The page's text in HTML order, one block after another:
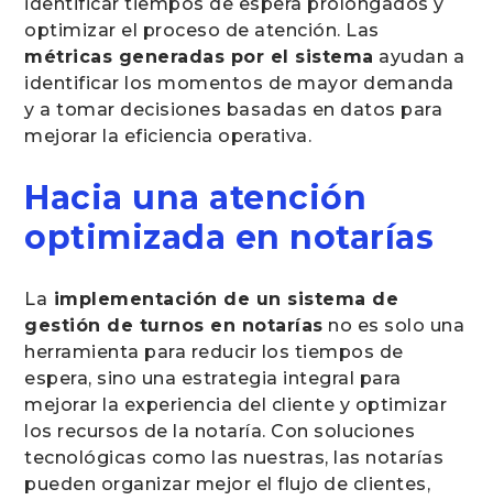
optimizar el proceso de atención. Las
métricas generadas por el sistema ayudan a
identificar los momentos de mayor demanda
y a tomar decisiones basadas en datos para
mejorar la eficiencia operativa.
Hacia una atención
optimizada en notarías
La implementación de un sistema de
gestión de turnos en notarías no es solo una
herramienta para reducir los tiempos de
espera, sino una estrategia integral para
mejorar la experiencia del cliente y optimizar
los recursos de la notaría. Con soluciones
tecnológicas como las nuestras, las notarías
pueden organizar mejor el flujo de clientes,